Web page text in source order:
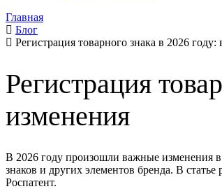
Главная
Блог
Регистрация товарного знака в 2026
Регистрация
изменения
В 2026 году произошли важные изменения в
знаков и других элементов бренда. В
Роспатент.